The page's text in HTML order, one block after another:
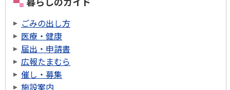
ごみの出し方
医療・健康
届出・申請書
広報たまむら
催し・募集
施設案内